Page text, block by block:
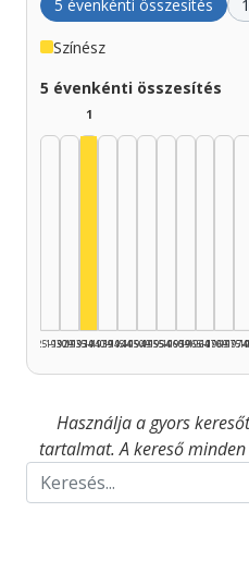
5 évenkénti összesítés
Színész
5 évenkénti összesítés
1925–1929
1930–1934
1
1935–1939
1940–1944
1945–1949
1950–1954
1955–1959
1960–1964
1965–1969
1970–1974
Használja a gyors
tartalmat. A kereső